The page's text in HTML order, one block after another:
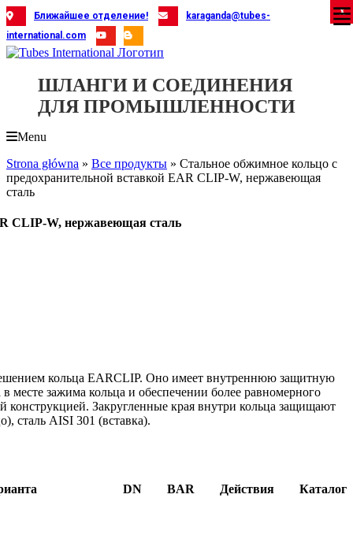
Skip
to
content
Ближайшее отделение!
karaganda@tubes-
international.com
ШЛАНГИ И СОЕДИНЕНИЯ
ДЛЯ ПРОМЫШЛЕННОСТИ
Menu
Strona główna » Все продукты » Стальное обжимное кольцо с
предохранительной вставкой EAR CLIP-W, нержавеющая
сталь
CLIP-W, нержавеющая сталь
кольца EARCLIP. Оно имеет внутреннюю защитную
месте зажима кольца и обеспечении более равномерного
Закругленные края внутри кольца защищают
сталь AISI 301 (вставка).
DN BAR Действия Каталог
X
X
X
X
X
X
X
X
X
X
X
X
X
X
X
X
X
X
X